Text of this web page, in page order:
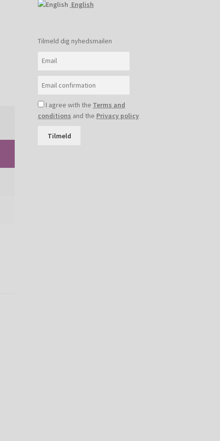
English
Tilmeld dig nyhedsmailen
I agree with the Terms and
conditions and the Privacy policy
Tilmeld